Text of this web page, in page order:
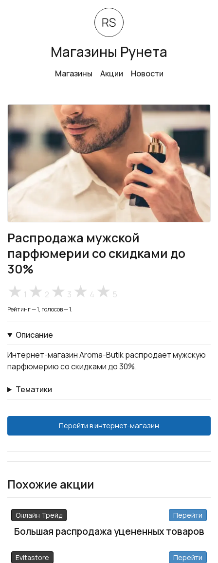
Магазины Рунета
Магазины Акции Новости
Распродажа мужской
парфюмерии со скидками до
30%
1 2 3 4 5
Рейтинг — 1, голосов — 1.
Описание
Интернет-магазин Aroma-Butik распродает мужскую
парфюмерию со скидками до 30%.
Тематики
Перейти в интернет-магазин
Похожие акции
Онлайн Трейд Перейти
Большая распродажа уцененных товаров
Evitastore Перейти